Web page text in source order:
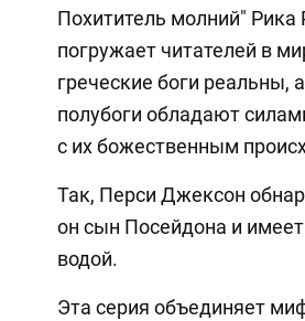
Похититель молний" Рика
погружает читателей в
греческие боги реальны,
полубоги обладают
с их божественным
Так, Перси Джексон
он сын Посейдона и
водой.
Эта серия объединяет